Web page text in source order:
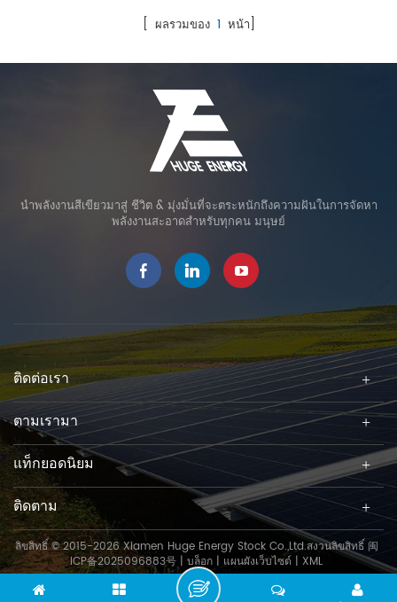
[ ผลรวมของ 1 หน้า]
นำพลังงานสีเขียวมาสู่ ชีวิต & มุ่งมั่นที่จะตระหนักถึงความฝันในการจัดหา
พลังงานสะอาดสำหรับทุกคน มนุษย์
ติดต่อเรา
ตามเรามา
แท็กยอดนิยม
ติดตาม
ลิขสิทธิ์ © 2015-2026 Xiamen Huge Energy Stock Co.,Ltd.สงวนลิขสิทธิ์ 闽
ICP备2025096883号 | บล็อก | แผนผังเว็บไซต์ | XML